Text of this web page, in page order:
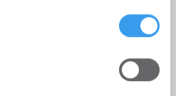
personal data is processed
the